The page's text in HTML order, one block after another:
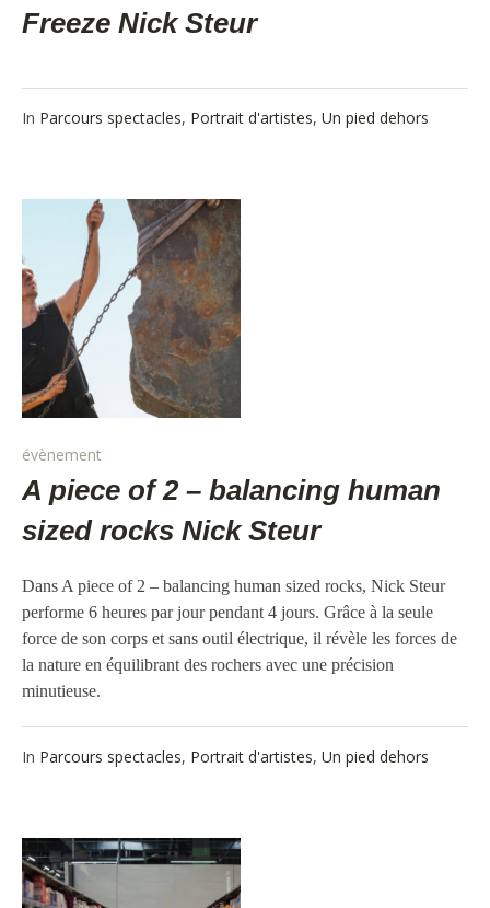
Freeze Nick Steur
In Parcours spectacles, Portrait d'artistes, Un pied dehors
évènement
A piece of 2 – balancing human
sized rocks Nick Steur
Dans A piece of 2 – balancing human sized rocks, Nick Steur
performe 6 heures par jour pendant 4 jours. Grâce à la seule
force de son corps et sans outil électrique, il révèle les forces de
la nature en équilibrant des rochers avec une précision
minutieuse.
In Parcours spectacles, Portrait d'artistes, Un pied dehors